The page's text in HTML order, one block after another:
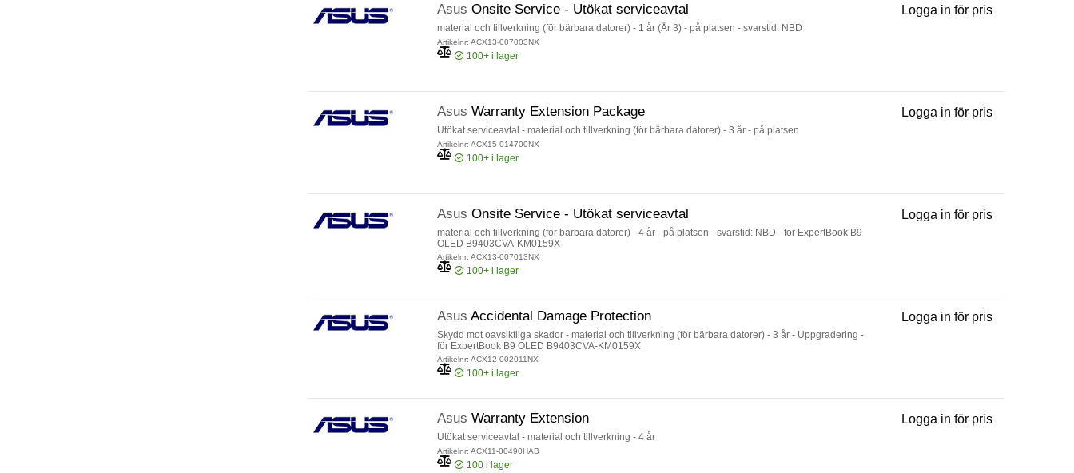
Asus Onsite Service - Utökat serviceavtal
material och tillverkning (för bärbara datorer) - 1 år (År 3) - på platsen - svarstid: NBD
Artikelnr: ACX13-007003NX
100+ i lager
Logga in för pris
Asus Warranty Extension Package
Utökat serviceavtal - material och tillverkning (för bärbara datorer) - 3 år - på platsen
Artikelnr: ACX15-014700NX
100+ i lager
Logga in för pris
Asus Onsite Service - Utökat serviceavtal
material och tillverkning (för bärbara datorer) - 4 år - på platsen - svarstid: NBD - för ExpertBook B9
OLED B9403CVA-KM0159X
Artikelnr: ACX13-007013NX
100+ i lager
Logga in för pris
Asus Accidental Damage Protection
Skydd mot oavsiktliga skador - material och tillverkning (för bärbara datorer) - 3 år - Uppgradering -
för ExpertBook B9 OLED B9403CVA-KM0159X
Artikelnr: ACX12-002011NX
100+ i lager
Logga in för pris
Asus Warranty Extension
Utökat serviceavtal - material och tillverkning - 4 år
Artikelnr: ACX11-00490HAB
100 i lager
Logga in för pris